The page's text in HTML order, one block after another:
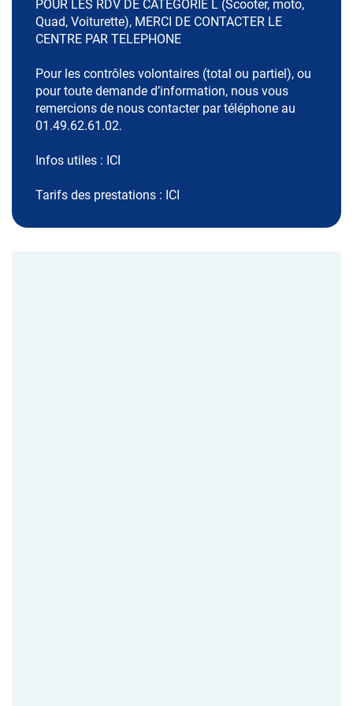
POUR LES RDV DE CATEGORIE L (Scooter, moto,
Quad, Voiturette), MERCI DE CONTACTER LE
CENTRE PAR TELEPHONE
Pour les contrôles volontaires (total ou partiel), ou
pour toute demande d’information, nous vous
remercions de nous contacter par téléphone au
01.49.62.61.02.
Infos utiles : ICI
Tarifs des prestations : ICI